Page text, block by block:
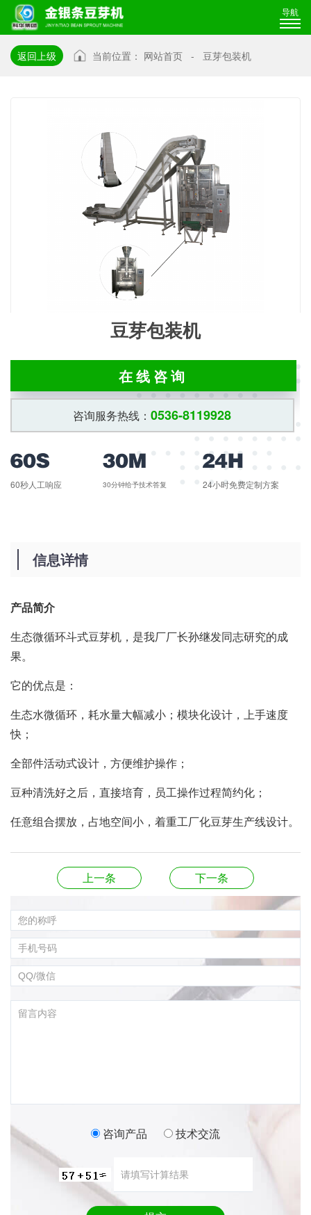
导航
返回上级 当前位置： 网站首页 - 豆芽包装机
豆芽包装机
在线咨询
咨询服务热线：0536-8119928
60秒人工响应 30分钟给予技术答复 24小时免费定制方案
信息详情
产品简介
生态微循环斗式豆芽机，是我厂厂长孙继发同志研究的成
果。
它的优点是：
生态水微循环，耗水量大幅减小；模块化设计，上手速度
快；
全部件活动式设计，方便维护操作；
豆种清洗好之后，直接培育，员工操作过程简约化；
任意组合摆放，占地空间小，着重工厂化豆芽生产线设计。
上一条 下一条
咨询产品 技术交流